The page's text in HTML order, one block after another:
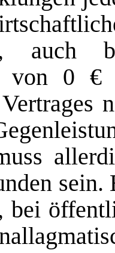
von 0 €
sein.
bei